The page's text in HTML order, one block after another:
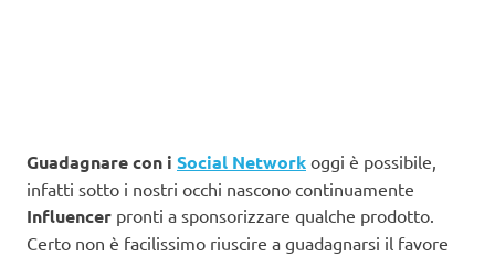
Guadagnare con i Social Network oggi è possibile,
infatti sotto i nostri occhi nascono continuamente
Influencer pronti a sponsorizzare qualche prodotto.
Certo non è facilissimo riuscire a guadagnarsi il favore